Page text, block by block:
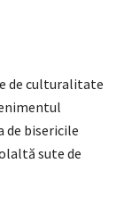
de culturalitate
de bisericile
sute de